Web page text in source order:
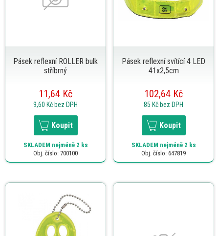
Pásek reflexní ROLLER bulk
stříbrný
11,64 Kč
9,60 Kč bez DPH
Koupit
SKLADEM nejméně 2 ks
Obj. číslo: 700100
Pásek reflexní svítící 4 LED
41x2,5cm
102,64 Kč
85 Kč bez DPH
Koupit
SKLADEM nejméně 2 ks
Obj. číslo: 647819